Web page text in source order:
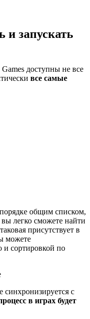
и запускать
доступны не все
все самые
общим списком,
легко сможете найти
присутствует в
можете
и сортировкой по
синхронизируется с
в играх будет